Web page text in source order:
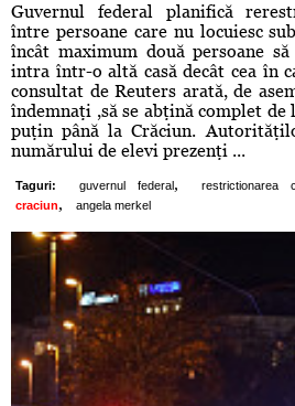
Guvernul federal planifică
între persoane care nu locuiesc
încât maximum două persoane
intra într-o altă casă decât cea în
consultat de Reuters arată, de
îndemnaţi ,să se abţină complet
puţin până la Crăciun.
numărului de elevi prezenţi ...
Taguri: guvernul federal , restrictionarea
craciun, angela merkel